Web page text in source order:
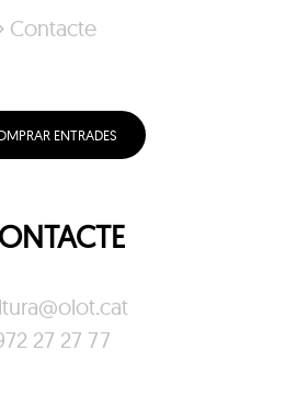
Contacte
ENTRADES
27 27 77